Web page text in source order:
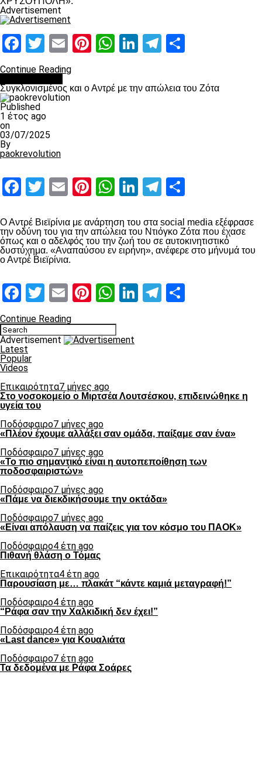
Advertisement
Facebook
Twitter
EmailPinterest
WhatsApp
LinkedIn
Telegram
Continue Reading
Συγκλονισμένος και ο Αντρέ με την απώλεια του Ζότα
Published
1 έτος ago
on
03/07/2025
By
paokrevolution
Facebook
Twitter
EmailPinterest
WhatsApp
LinkedIn
Telegram
Ο Αντρέ Βιεϊρίνια με ανάρτηση του στα social media εξέφρασε
την οδύνη του για την απώλεια του Ντιόγκο Ζότα που έχασε
όπως και ο αδελφός του την ζωή του σε αυτοκινητιστικό
δυστύχημα. «Αναπαύσου εν ειρήνη», ανέφερε στο μήνυμά του
ο Αντρέ Βιεϊρίνια.
Facebook
Twitter
EmailPinterest
WhatsApp
LinkedIn
Telegram
Continue Reading
Advertisement
Latest
Popular
Videos
Επικαιρότητα7 μήνες ago
Στο νοσοκομείο ο Μιρτσέα Λουτσέσκου, επιδεινώθηκε η
υγεία του
Ποδόσφαιρο7 μήνες ago
«Πλέον έχουμε αλλάξει σαν ομάδα, παίξαμε σαν ένα»
Ποδόσφαιρο7 μήνες ago
«Το πιο σημαντικό είναι η αυτοπεποίθηση των
ποδοσφαιριστών»
Ποδόσφαιρο7 μήνες ago
«Πάμε να διεκδικήσουμε την οκτάδα»
Ποδόσφαιρο7 μήνες ago
«Είναι απόλαυση να παίζεις για τον κόσμο του ΠΑΟΚ»
Ποδόσφαιρο4 έτη ago
Πιθανή θλάση ο Τόμας
Επικαιρότητα4 έτη ago
Παρουσίαση με… πλακάτ “κάντε καμιά μεταγραφή!”
Ποδόσφαιρο4 έτη ago
“Ράφα σαν την Χαλκιδική δεν έχει!”
Ποδόσφαιρο4 έτη ago
«Last dance» για Κουαλιάτα
Ποδόσφαιρο7 έτη ago
Τα δεδομένα με Ράφα Σοάρες